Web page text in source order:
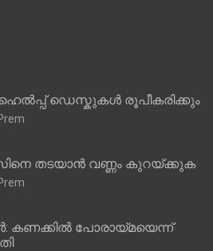
ഡെസ്കുകൾ രൂപീകരിക്കും
തടയാൻ വണ്ണം കുറയ്ക്കുക
പോരായ്മയെന്ന്